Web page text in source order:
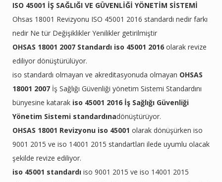
ISO 45001 İŞ SAĞLIĞI VE GÜVENLİĞİ YÖNETİM SİSTEMİ
Ohsas 18001 Revizyonu ISO 45001 2016 standardı nedir farkı
nedir Ne tür Değişiklikler Yenilikler getirilmiştir
OHSAS 18001 2007 Standardı iso 45001 2016 olarak revize
ediliyor dönüştürülüyor.
iso standardı olmayan ve akreditasyonuda olmayan OHSAS
18001 2007 İş Sağlığı Güvenliği yönetim Sistemi Standardını
bünyesine katarak iso 45001 2016 İş Sağlığı Güvenliği
Yönetim Sistemi standardınadönüştürüyor.
OHSAS 18001 Revizyonu iso 45001 olarak dönüşürken iso
9001 2015 ve iso 14001 2015 standartları ilede uyumlu olacak
şekilde revize ediliyor.
iso 45001 standardı iso 9001 2015 ve iso 14001 2015